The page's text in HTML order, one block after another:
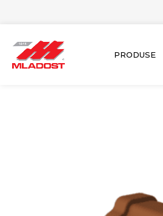
PRODUSE